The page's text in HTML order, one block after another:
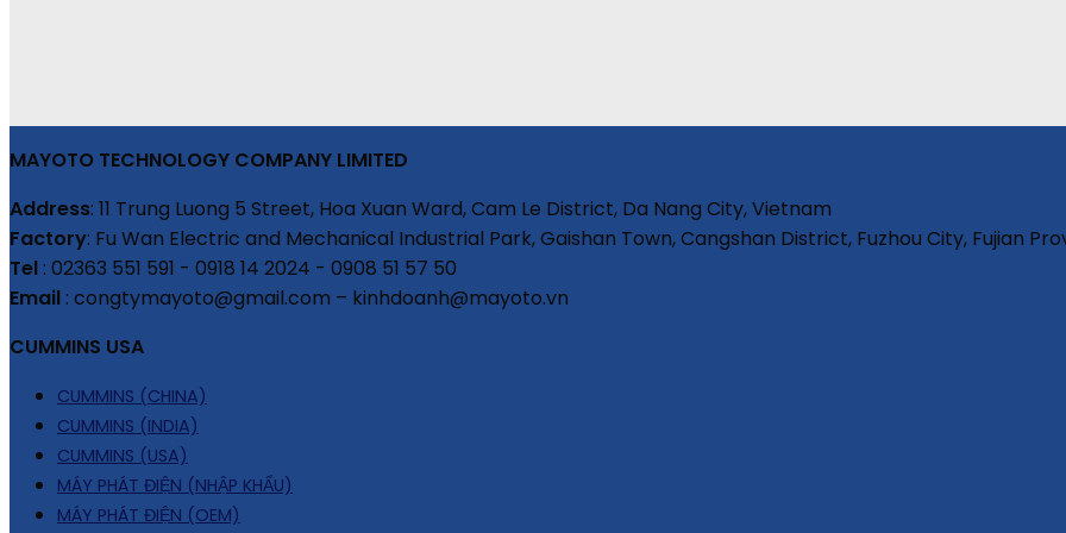
MAYOTO TECHNOLOGY COMPANY LIMITED
Address: 11 Trung Luong 5 Street, Hoa Xuan Ward, Cam Le District, Da Nang City, Vietnam
Factory: Fu Wan Electric and Mechanical Industrial Park, Gaishan Town, Cangshan District, Fuzhou City, Fujian
Tel : 02363 551 591 - 0918 14 2024 - 0908 51 57 50
Email : congtymayoto@gmail.com – kinhdoanh@mayoto.vn
CUMMINS USA
CUMMINS (CHINA)
CUMMINS (INDIA)
CUMMINS (USA)
MÁY PHÁT ĐIỆN (NHẬP KHẨU)
MÁY PHÁT ĐIỆN (OEM)